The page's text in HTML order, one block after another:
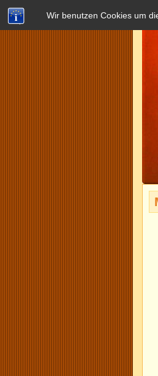
Wir benutzen Cookies um